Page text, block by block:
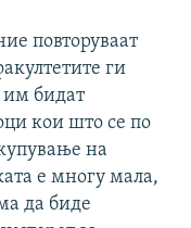
повторуваат
ги
им бидат
кои што се по
на
е многу мала,
да биде